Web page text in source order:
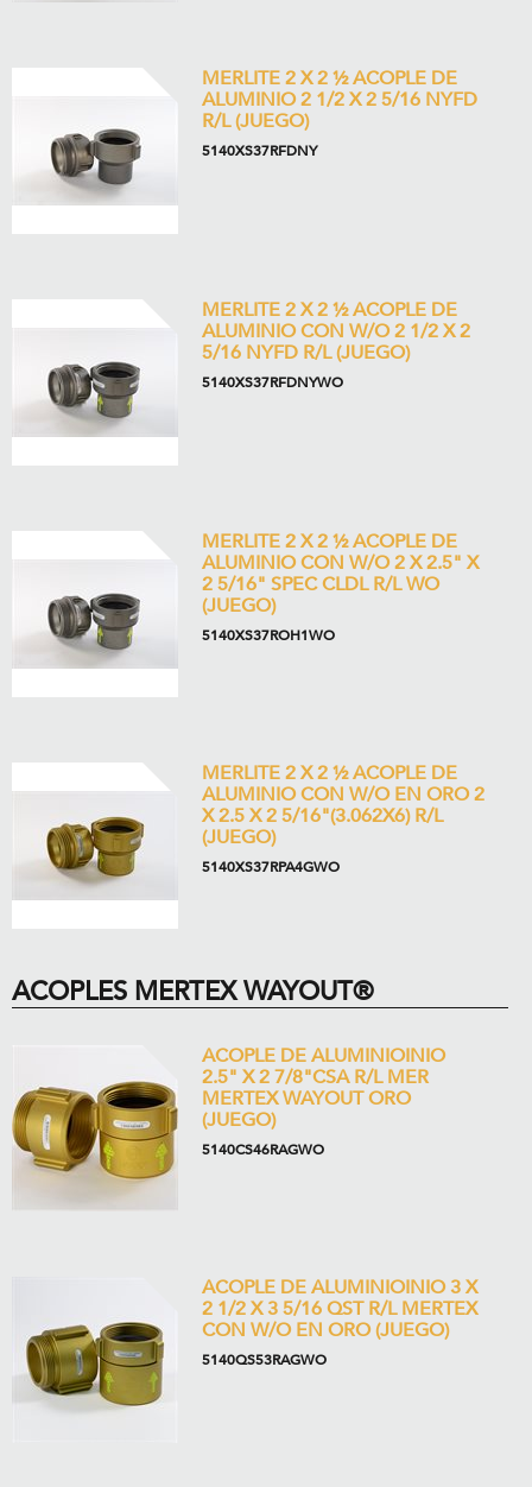
MERLITE 2 X 2 ½ ACOPLE DE
ALUMINIO 2 1/2 X 2 5/16 NYFD
R/L (JUEGO)
5140XS37RFDNY
MERLITE 2 X 2 ½ ACOPLE DE
ALUMINIO CON W/O 2 1/2 X 2
5/16 NYFD R/L (JUEGO)
5140XS37RFDNYWO
MERLITE 2 X 2 ½ ACOPLE DE
ALUMINIO CON W/O 2 X 2.5" X
2 5/16" SPEC CLDL R/L WO
(JUEGO)
5140XS37ROH1WO
MERLITE 2 X 2 ½ ACOPLE DE
ALUMINIO CON W/O EN ORO 2
X 2.5 X 2 5/16"(3.062X6) R/L
(JUEGO)
5140XS37RPA4GWO
ACOPLES MERTEX WAYOUT®
ACOPLE DE ALUMINIOINIO
2.5" X 2 7/8"CSA R/L MER
MERTEX WAYOUT ORO
(JUEGO)
5140CS46RAGWO
ACOPLE DE ALUMINIOINIO 3 X
2 1/2 X 3 5/16 QST R/L MERTEX
CON W/O EN ORO (JUEGO)
5140QS53RAGWO